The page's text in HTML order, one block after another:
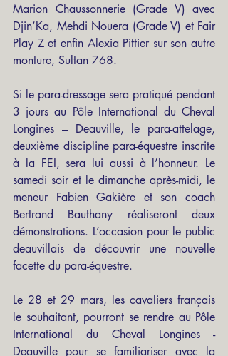
Marion Chaussonnerie (Grade V) avec
Djin’Ka, Mehdi Nouera (Grade V) et Fair
Play Z et enfin Alexia Pittier sur son autre
monture, Sultan 768.
Si le para-dressage sera pratiqué pendant
3 jours au Pôle International du Cheval
Longines – Deauville, le para-attelage,
deuxième discipline para-équestre inscrite
à la FEI, sera lui aussi à l’honneur. Le
samedi soir et le dimanche après-midi, le
meneur Fabien Gakière et son coach
Bertrand Bauthany réaliseront deux
démonstrations. L’occasion pour le public
deauvillais de découvrir une nouvelle
facette du para-équestre.
Le 28 et 29 mars, les cavaliers français
le souhaitant, pourront se rendre au Pôle
International du Cheval Longines -
Deauville pour se familiariser avec la